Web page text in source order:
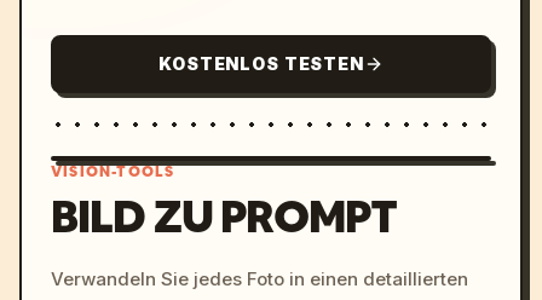
KOSTENLOS TESTEN
c, cyberpunk sunset, neon
VISION-TOOLS
BILD ZU PROMPT
Verwandeln Sie jedes Foto in einen detaillierten